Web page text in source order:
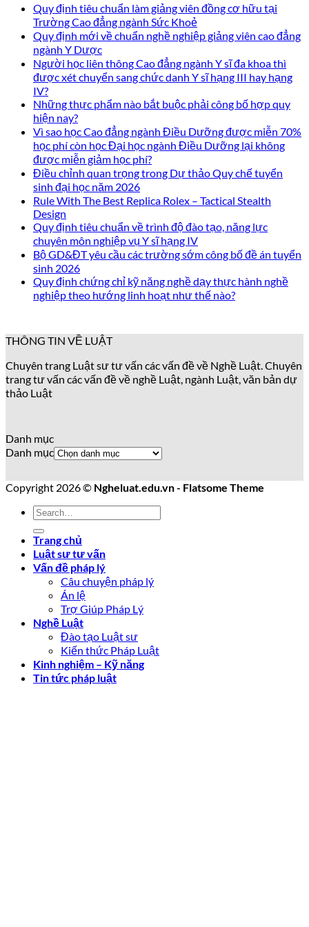
Quy định tiêu chuẩn làm giảng viên đồng cơ hữu tại
Trường Cao đẳng ngành Sức Khoẻ
Quy định mới về chuẩn nghề nghiệp giảng viên cao đẳng
ngành Y Dược
Người học liên thông Cao đẳng ngành Y sĩ đa khoa thì
được xét chuyển sang chức danh Y sĩ hạng III hay hạng
IV?
Những thực phẩm nào bắt buộc phải công bố hợp quy
hiện nay?
Vì sao học Cao đẳng ngành Điều Dưỡng được miễn 70%
học phí còn học Đại học ngành Điều Dưỡng lại không
được miễn giảm học phí?
Điều chỉnh quan trọng trong Dự thảo Quy chế tuyển
sinh đại học năm 2026
Rule With The Best Replica Rolex – Tactical Stealth
Design
Quy định tiêu chuẩn về trình độ đào tạo, năng lực
chuyên môn nghiệp vụ Y sĩ hạng IV
Bộ GD&ĐT yêu cầu các trường sớm công bố đề án tuyển
sinh 2026
Quy định chứng chỉ kỹ năng nghề dạy thực hành nghề
nghiệp theo hướng linh hoạt như thế nào?
THÔNG TIN VỀ LUẬT
Chuyên trang Luật sư tư vấn các vấn đề về Nghề Luật. Chuyên
trang tư vấn các vấn đề về nghề Luật, ngành Luật, văn bản dự
thảo Luật
Danh mục
Danh mục
Copyright 2026 © Ngheluat.edu.vn - Flatsome Theme
Trang chủ
Luật sư tư vấn
Vấn đề pháp lý
Câu chuyện pháp lý
Án lệ
Trợ Giúp Pháp Lý
Nghề Luật
Đào tạo Luật sư
Kiến thức Pháp Luật
Kinh nghiệm – Kỹ năng
Tin tức pháp luật